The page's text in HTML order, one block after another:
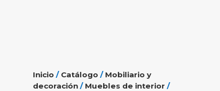
Inicio / Catálogo / Mobiliario y
decoración / Muebles de interior /